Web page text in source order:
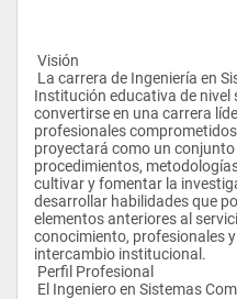
Visión
Institución educativa de nivel
convertirse en una carrera
profesionales
proyectará como un
procedimientos,
cultivar y fomentar la
desarrollar habilidades que
elementos anteriores al
conocimiento, profesionales
intercambio institucional.
Perfil Profesional